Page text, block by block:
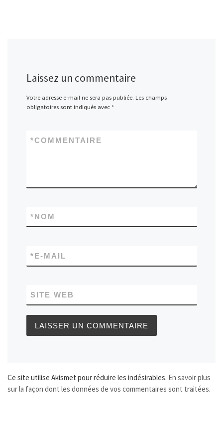
Laissez un commentaire
Votre adresse e-mail ne sera pas publiée. Les champs
obligatoires sont indiqués avec *
COMMENTAIRE
*
NOM
*
E-MAIL
*
SITE WEB
Ce site utilise Akismet pour réduire les indésirables. En savoir plus
sur la façon dont les données de vos commentaires sont traitées.